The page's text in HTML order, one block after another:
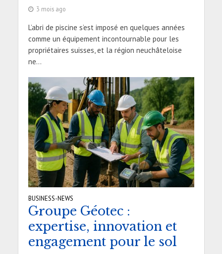
3 mois ago
L’abri de piscine s’est imposé en quelques années
comme un équipement incontournable pour les
propriétaires suisses, et la région neuchâteloise
ne...
BUSINESS-NEWS
Groupe Géotec :
expertise, innovation et
engagement pour le sol